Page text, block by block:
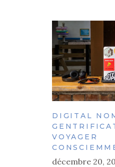
DIGITAL
VOYAGER
décembre 20,